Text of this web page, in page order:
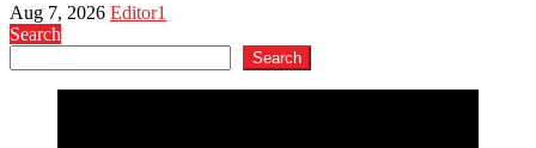
Aug 7, 2026 Editor1
Search
Search